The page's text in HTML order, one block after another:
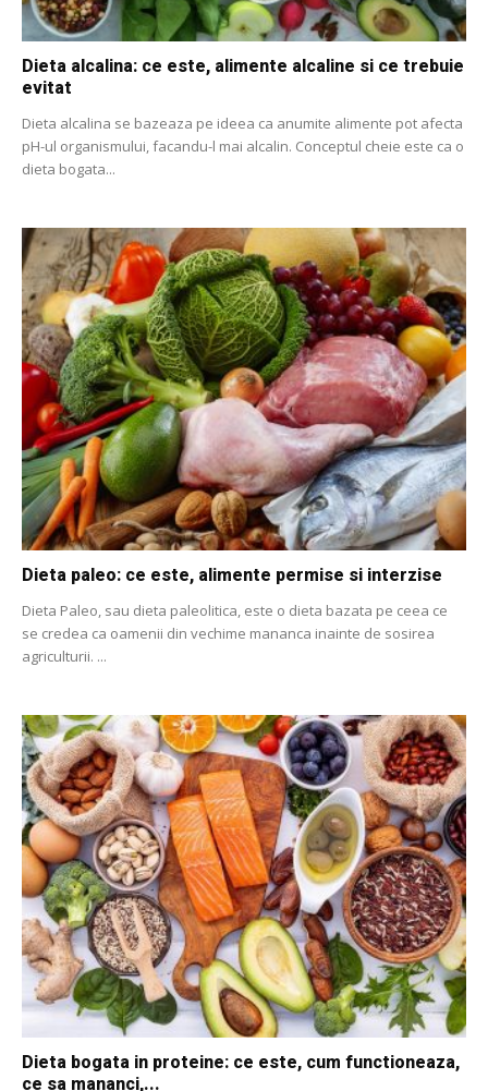
Dieta alcalina: ce este, alimente alcaline si ce trebuie
evitat
Dieta alcalina se bazeaza pe ideea ca anumite alimente pot afecta
pH-ul organismului, facandu-l mai alcalin. Conceptul cheie este ca o
dieta bogata...
Dieta paleo: ce este, alimente permise si interzise
Dieta Paleo, sau dieta paleolitica, este o dieta bazata pe ceea ce
se credea ca oamenii din vechime mananca inainte de sosirea
agriculturii. ...
Dieta bogata in proteine: ce este, cum functioneaza,
ce sa mananci,...